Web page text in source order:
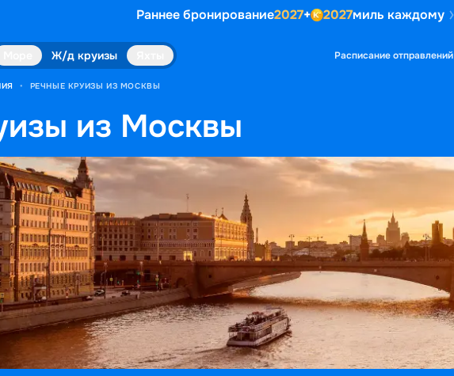
Раннее бронирование2027+ 2027миль каждому
Ж/д круизы Расписание отправлений
• РЕЧНЫЕ КРУИЗЫ ИЗ МОСКВЫ
из Москвы